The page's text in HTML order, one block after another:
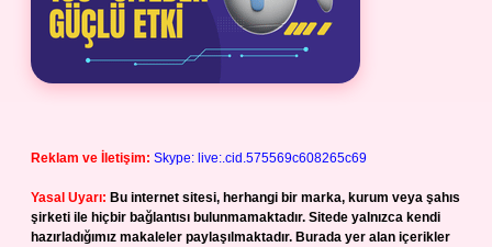
Reklam ve İletişim: Skype: live:.cid.575569c608265c69
Yasal Uyarı: Bu internet sitesi, herhangi bir marka, kurum veya şahıs
şirketi ile hiçbir bağlantısı bulunmamaktadır. Sitede yalnızca kendi
hazırladığımız makaleler paylaşılmaktadır. Burada yer alan içerikler